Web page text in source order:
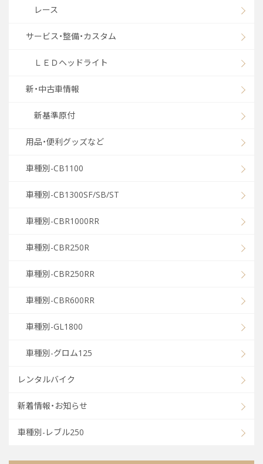
レース
サービス・整備・カスタム
ＬＥＤヘッドライト
新・中古車情報
新基準原付
用品・便利グッズなど
車種別-CB1100
車種別-CB1300SF/SB/ST
車種別-CBR1000RR
車種別-CBR250R
車種別-CBR250RR
車種別-CBR600RR
車種別-GL1800
車種別-グロム125
レンタルバイク
新着情報・お知らせ
車種別-レブル250